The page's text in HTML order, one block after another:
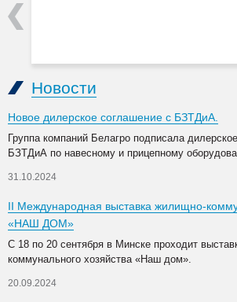
Previous
Новости
Новое дилерское соглашение с БЗТДиА.
Группа компаний Белагро подписала
БЗТДиА по навесному и прицепному
31.10.2024
II Международная выставка жилищно-
«НАШ ДОМ»
С 18 по 20 сентября в Минске проходит
коммунального хозяйства «Наш дом».
20.09.2024